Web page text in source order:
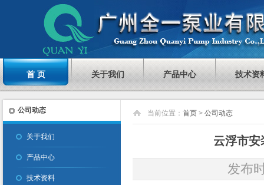
首 页 关于我们 产品中心 技术资
公司动态
关于我们
产品中心
技术资料
当前位置： 首页 > 公司动态
云浮市
发布